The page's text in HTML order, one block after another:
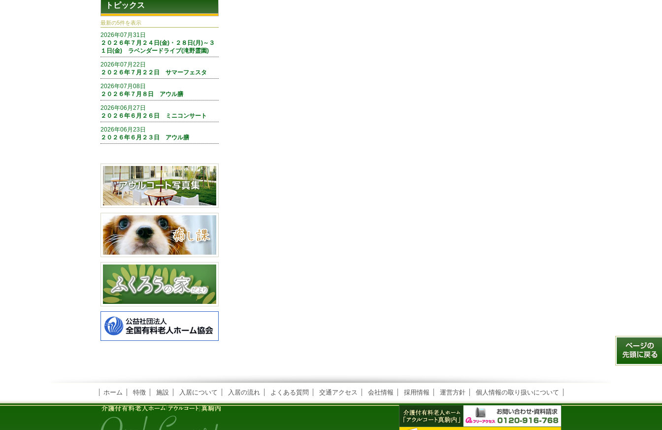
トピックス
最新の5件を表示
2026年07月31日
２０２６年７月２４日(金)・２８日(月)～３
１日(金) ラベンダードライブ(滝野霊園)
2026年07月22日
２０２６年７月２２日 サマーフェスタ
2026年07月08日
２０２６年７月８日 アウル膳
2026年06月27日
２０２６年６月２６日 ミニコンサート
2026年06月23日
２０２６年６月２３日 アウル膳
ホーム 特徴 施設 入居について 入居の流れ よくある質問 交通アクセス 会社情報 採用情報 運営方針 個人情報の取り扱いについて